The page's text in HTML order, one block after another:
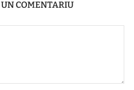
COMENTARIU